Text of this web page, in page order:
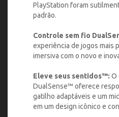
PlayStation foram
padrão.
Controle sem fio
experiência de jogos mais
imersiva com o novo e
Eleve seus sentidos™: O
DualSense™️ oferece
gatilho adaptáveis e um
em um design icônico e